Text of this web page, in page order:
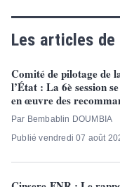
Les articles
Comité de pilotage de
l’État : La 6è session
en œuvre des
Par Bembablin DOUMBIA
Publié vendredi 07 août